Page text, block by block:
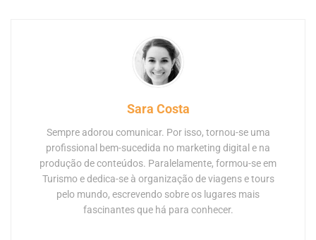
Sara Costa
Sempre adorou comunicar. Por isso, tornou-se uma
profissional bem-sucedida no marketing digital e na
produção de conteúdos. Paralelamente, formou-se em
Turismo e dedica-se à organização de viagens e tours
pelo mundo, escrevendo sobre os lugares mais
fascinantes que há para conhecer.